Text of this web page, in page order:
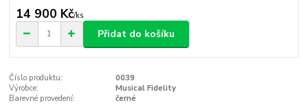
14 900 Kč/ks
Přidat do košíku
Číslo produktu:
0039
Výrobce:
Musical Fidelity
Barevné provedení:
černé